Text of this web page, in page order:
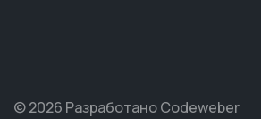
© 2026 Разработано Codeweber